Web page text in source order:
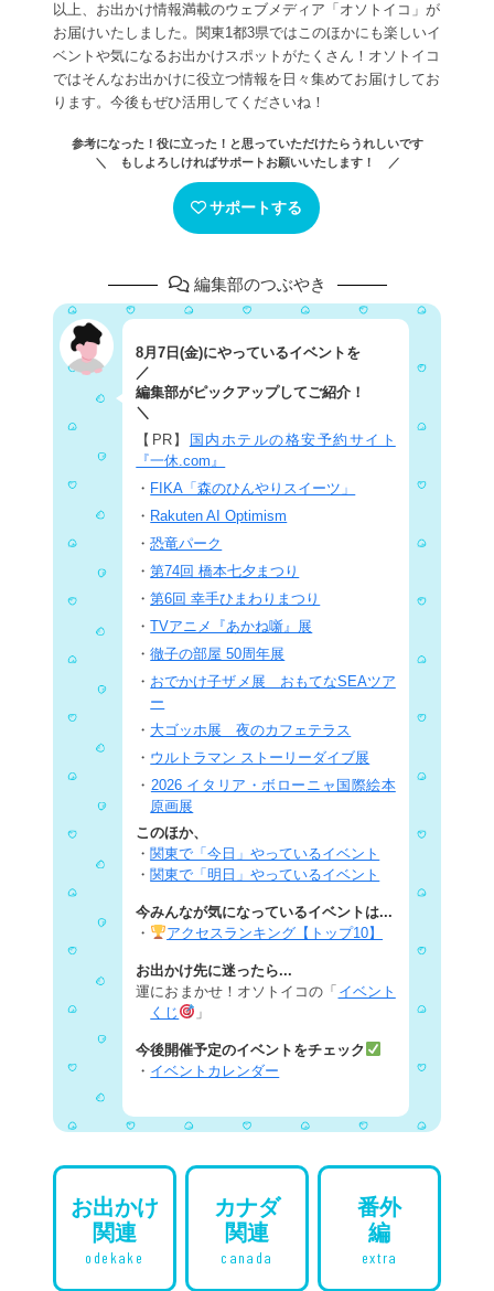
以上、お出かけ情報満載のウェブメディア「オソトイコ」が
お届けいたしました。関東1都3県ではこのほかにも楽しいイ
ベントや気になるお出かけスポットがたくさん！オソトイコ
ではそんなお出かけに役立つ情報を日々集めてお届けしてお
ります。今後もぜひ活用してくださいね！
参考になった！役に立った！と思っていただけたらうれしいです
＼ もしよろしければサポートお願いいたします！ ／
サポートする
編集部のつぶやき
8月7日(金)にやっているイベントを
／
編集部がピックアップしてご紹介！
＼
【PR】
国内ホテルの格安予約サイト
『一休.com』
・ FIKA「森のひんやりスイーツ」
・ Rakuten AI Optimism
・恐竜パーク
・第74回 橋本七夕まつり
・第6回 幸手ひまわりまつり
・TVアニメ『あかね噺』展
・徹子の部屋 50周年展
・ おでかけ子ザメ展 おもてなSEAツア
ー
・ 大ゴッホ展 夜のカフェテラス
・ ウルトラマン ストーリーダイブ展
・ 2026 イタリア・ボローニャ国際絵本
原画展
このほか、
・ 関東で「今日」やっているイベント
・ 関東で「明日」やっているイベント
今みんなが気になっているイベントは...
・
アクセスランキング【トップ10】
お出かけ先に迷ったら...
運におまかせ！オソトイコの「 イベント
くじ
」
今後開催予定のイベントをチェック
・ イベントカレンダー
お出かけ
関連
odekake
カナダ
関連
canada
番外
編
extra